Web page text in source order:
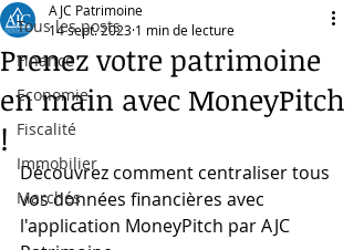
Tous les posts
Finance
Economie
Fiscalité
Immobilier
Marchés
Prenez votre patrimoine
en main avec MoneyPitch
!
AJC Patrimoine
14 sept. 2023 1 min de lecture
Découvrez comment centraliser tous
vos données financières avec
l'application MoneyPitch par AJC